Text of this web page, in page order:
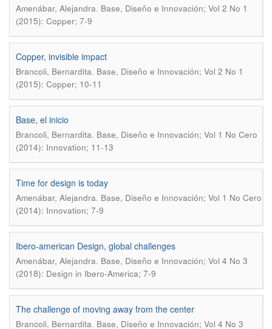
Amenábar, Alejandra. Base, Diseño e Innovación; Vol 2 No 1
(2015): Copper; 7-9
Copper, invisible impact
Brancoli, Bernardita. Base, Diseño e Innovación; Vol 2 No 1
(2015): Copper; 10-11
Base, el inicio
Brancoli, Bernardita. Base, Diseño e Innovación; Vol 1 No Cero
(2014): Innovation; 11-13
Time for design is today
Amenábar, Alejandra. Base, Diseño e Innovación; Vol 1 No Cero
(2014): Innovation; 7-9
Ibero-american Design, global challenges
Amenábar, Alejandra. Base, Diseño e Innovación; Vol 4 No 3
(2018): Design in Ibero-America; 7-9
The challenge of moving away from the center
Brancoli, Bernardita. Base, Diseño e Innovación; Vol 4 No 3